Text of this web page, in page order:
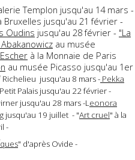
Templon jusqu'au 14 mars -
Bruxelles jusqu'au 21 février -
Oudins jusqu'au 28 février - "La
au musée
à la Monnaie de Paris
au musée Picasso jusqu'au 1er
Richelieu jusqu'au 8 mars - Pekka
Palais jusqu'au 22 février -
jusqu'au 28 mars -Leonora
jusqu'au 19 juillet - "Art cruel" à la
-
" d'après Ovide -